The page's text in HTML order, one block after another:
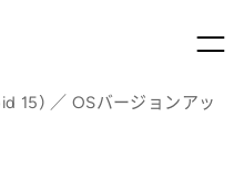
15) ／ OSバージョンアッ